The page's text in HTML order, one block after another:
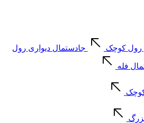
رول کوچک جادستمال دیواری رول
فله